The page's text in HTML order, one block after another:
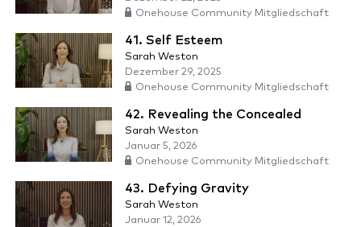
Onehouse Community Mitgliedschaft
41. Self Esteem
Sarah Weston
Dezember 29, 2025
Onehouse Community Mitgliedschaft
42. Revealing the Concealed
Sarah Weston
Januar 5, 2026
Onehouse Community Mitgliedschaft
43. Defying Gravity
Sarah Weston
Januar 12, 2026